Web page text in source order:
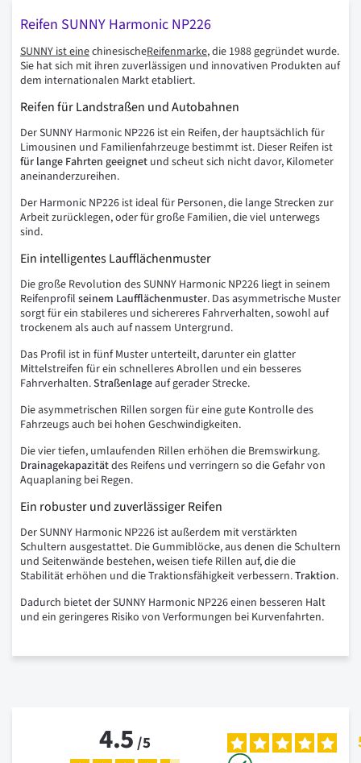
Reifen SUNNY Harmonic NP226
SUNNYist einechinesischeReifenmarke, die 1988 gegründet wurde.
Sie hat sich mit ihren zuverlässigen und innovativen Produkten auf
dem internationalen Markt etabliert.
Reifen für Landstraßen und Autobahnen
Der SUNNY Harmonic NP226 ist ein Reifen, der hauptsächlich für
Limousinen und Familienfahrzeuge bestimmt ist. Dieser Reifen ist
für lange Fahrten geeignet und scheut sich nicht davor, Kilometer
aneinanderzureihen.
Der Harmonic NP226 ist ideal für Personen, die lange Strecken zur
Arbeit zurücklegen, oder für große Familien, die viel unterwegs
sind.
Ein intelligentes Laufflächenmuster
Die große Revolution des SUNNY Harmonic NP226 liegt in seinem
Reifenprofil seinem Laufflächenmuster. Das asymmetrische Muster
sorgt für ein stabileres und sichereres Fahrverhalten, sowohl auf
trockenem als auch auf nassem Untergrund.
Das Profil ist in fünf Muster unterteilt, darunter ein glatter
Mittelstreifen für ein schnelleres Abrollen und ein besseres
Fahrverhalten.Straßenlageauf gerader Strecke.
Die asymmetrischen Rillen sorgen für eine gute Kontrolle des
Fahrzeugs auch bei hohen Geschwindigkeiten.
Die vier tiefen, umlaufenden Rillen erhöhen die Bremswirkung.
Drainagekapazitätdes Reifens und verringern so die Gefahr von
Aquaplaning bei Regen.
Ein robuster und zuverlässiger Reifen
Der SUNNY Harmonic NP226 ist außerdem mit verstärkten
Schultern ausgestattet. Die Gummiblöcke, aus denen die Schultern
und Seitenwände bestehen, weisen tiefe Rillen auf, die die
Stabilität erhöhen und die Traktionsfähigkeit verbessern.Traktion.
Dadurch bietet der SUNNY Harmonic NP226 einen besseren Halt
und ein geringeres Risiko von Verformungen bei Kurvenfahrten.
4.5/5